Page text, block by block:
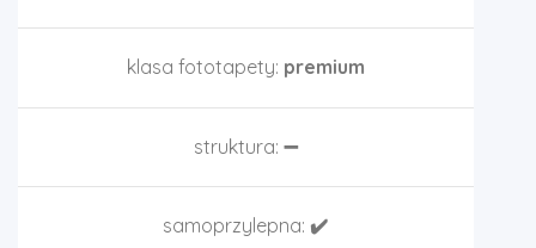
klasa fototapety: premium
struktura: ➖
samoprzylepna: ✔️